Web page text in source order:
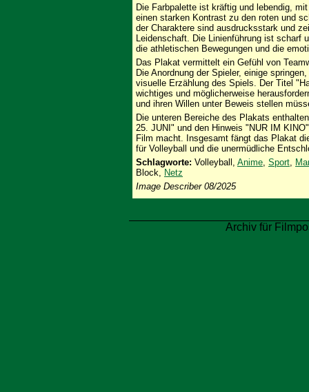
Die Farbpalette ist kräftig und lebendig,
einen starken Kontrast zu den roten und
der Charaktere sind ausdrucksstark und
Leidenschaft. Die Linienführung ist scharf
die athletischen Bewegungen und die
Das Plakat vermittelt ein Gefühl von
Die Anordnung der Spieler, einige
visuelle Erzählung des Spiels. Der Titel
wichtiges und möglicherweise
und ihren Willen unter Beweis stellen
Die unteren Bereiche des Plakats
25. JUNI" und den Hinweis "NUR IM
Film macht. Insgesamt fängt das Plakat
für Volleyball und die unermüdliche
Schlagworte: Volleyball, Anime, Sport,
Block, Netz
Image Describer 08/2025
Archiv für